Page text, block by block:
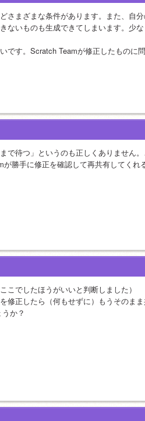
さまざまな条件があります。また、自
ないものも生成できてしまいます。少
です。Scratch Teamが修正したものに
で待つ」というのも正しくありません
勝手に修正を確認して再共有してくれ
こでしたほうがいいと判断しました）
修正したら（何もせずに）もうそのま
か？